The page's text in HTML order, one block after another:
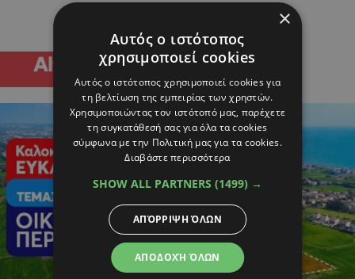
×
Αυτός ο ιστότοπος
χρησιμοποιεί cookies
Αυτός ο ιστότοπος χρησιμοποιεί cookies για
τη βελτίωση της εμπειρίας των χρηστών.
Χρησιμοποιώντας τον ιστότοπό μας, παρέχετε
τη συγκατάθεσή σας για όλα τα cookies
σύμφωνα με την Πολιτική μας για τα cookies.
Διαβάστε περισσότερα
SHOW ALL PARTNERS (1499) →
ΑΠΟΔΟΧΉ ΌΛΩΝ
ΑΠΌΡΡΙΨΗ ΌΛΩΝ